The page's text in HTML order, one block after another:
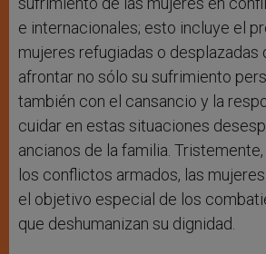
e internacionales; esto incluye el
mujeres refugiadas o desplazadas
afrontar no sólo su sufrimiento
también con el cansancio y la
cuidar en estas situaciones
ancianos de la familia.
los conflictos armados, las
el objetivo especial de los
que deshumanizan su dignidad.